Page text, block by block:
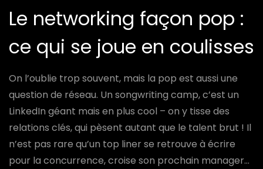
Le networking façon pop :
ce qui se joue en coulisses
On l’oublie trop souvent, mais la pop est aussi une
question de réseau. Un songwriting camp, c’est un
LinkedIn géant mais en plus cool – on y tisse des
relations clés, qui pèsent autant que le talent brut ! Il
n’est pas rare qu’un top liner se retrouve à écrire
pour la concurrence, croise son prochain manager…